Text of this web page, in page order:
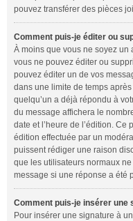
pouvez transférer des pièces
Comment puis-je éditer ou
À moins que vous ne soyez un
vous ne pouvez éditer ou
pouvez éditer un de vos
dans une limite de temps
quelqu’un a déjà répondu à
du message affichera le
date et l’heure de l’édition. Ce
édition effectuée par un
puissent rédiger une raison
que les utilisateurs normaux
message si une réponse a été
Comment puis-je insérer une
Pour insérer une signature à